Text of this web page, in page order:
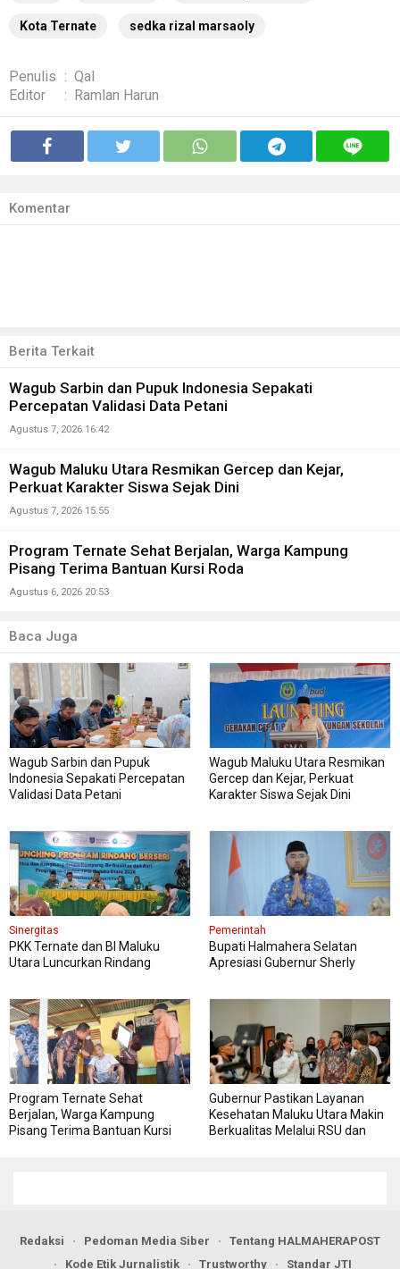
Kota Ternate sedka rizal marsaoly
Penulis : Qal
Editor
: Ramlan Harun
Komentar
Berita Terkait
Wagub Sarbin dan Pupuk Indonesia Sepakati
Percepatan Validasi Data Petani
Agustus 7, 2026 16:42
Wagub Maluku Utara Resmikan Gercep dan Kejar,
Perkuat Karakter Siswa Sejak Dini
Agustus 7, 2026 15:55
Program Ternate Sehat Berjalan, Warga Kampung
Pisang Terima Bantuan Kursi Roda
Agustus 6, 2026 20:53
Baca Juga
Wagub Sarbin dan Pupuk
Indonesia Sepakati Percepatan
Validasi Data Petani
Wagub Maluku Utara Resmikan
Gercep dan Kejar, Perkuat
Karakter Siswa Sejak Dini
Sinergitas
PKK Ternate dan BI Maluku
Utara Luncurkan Rindang
Pemerintah
Bupati Halmahera Selatan
Apresiasi Gubernur Sherly
Program Ternate Sehat
Berjalan, Warga Kampung
Pisang Terima Bantuan Kursi
Gubernur Pastikan Layanan
Kesehatan Maluku Utara Makin
Berkualitas Melalui RSU dan
Redaksi Pedoman Media Siber
Tentang HALMAHERAPOST
Kode Etik Jurnalistik
Trustworthy Standar JTI